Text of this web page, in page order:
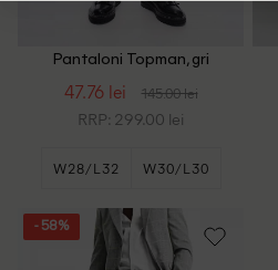
Pantaloni Topman, gri
47.76 lei 145.00 lei
RRP: 299.00 lei
W28/L32 W30/L30
W30/L32 +1
- 58%